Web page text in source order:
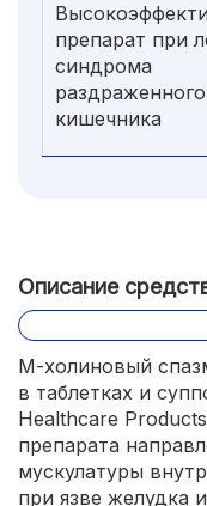
препарат при
синдрома
раздраженного
кишечника
Описание
М-холиновый
в таблетках и
Healthcare
препарата
мускулатуры
при язве желудка